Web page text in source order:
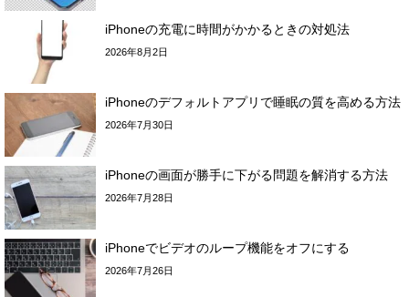
iPhoneの充電に時間がかかるときの対処法
2026年8月2日
iPhoneのデフォルトアプリで睡眠の質を高める方法
2026年7月30日
iPhoneの画面が勝手に下がる問題を解消する方法
2026年7月28日
iPhoneでビデオのループ機能をオフにする
2026年7月26日